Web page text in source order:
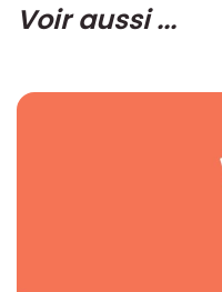
Voir aussi ...